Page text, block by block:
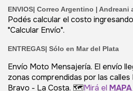
ENVIOS| Correo Argentino |
Podés calcular el costo
"Calcular Envío".
ENTREGAS| Sólo en Mar del Plata
Envío Moto Mensajería. El envío
zonas comprendidas por las
Bravo - La Costa. 🗺️Mirá el MAPA